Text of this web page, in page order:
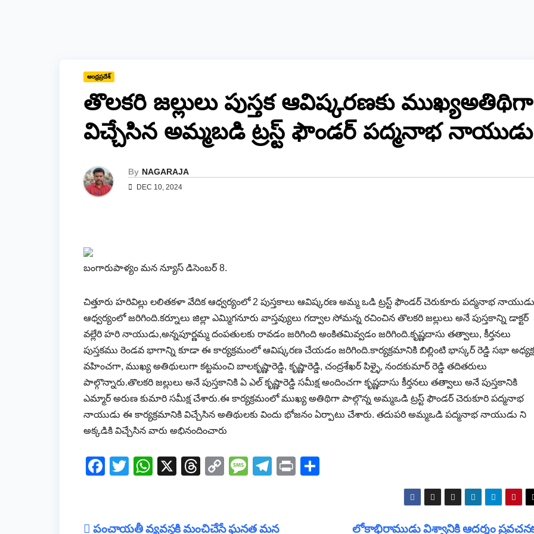
ఆంధ్రప్రదేశ్
తొలకరి జల్లులు పుస్తక ఆవిష్కరణకు ముఖ్యఅతిథిగా
విచ్చేసిన అమ్మబడి ట్రస్ట్ ఫౌండర్ పద్మనాభ
By NAGARAJA
DEC 10, 2024
బంగారుపాళ్యం మన న్యూస్ డిసెంబర్ 8.
చిత్తూరు హరివిల్లు లలితకళా వేదిక ఆధ్వర్యంలో 2 పుస్తకాలు ఆవిష్కరణ అమ్మ ఒడి ట్రస్ట్ ఫౌండర్ చెరుకూరు పద్మనాభ నాయుడు
ఆధ్వర్యంలో జరిగింది.కర్నూలు జిల్లా ఎమ్మిగనూరు వాస్తవ్యులు గద్వాల సోమన్న రచించిన తొలకరి జల్లులు అనే పుస్తకాన్ని డాక్టర్
వల్లేరి హరి నాయుడు,అన్నపూర్ణమ్మ దంపతులకు రావడం జరిగింది అంకితమివ్వడం జరిగింది.కృష్ణదాసు తత్వాలు, కీర్తనలు
పుస్తకము రెండవ భాగాన్ని కూడా ఈ కార్యక్రమంలో ఆవిష్కరణ చేయడం జరిగింది.కార్యక్రమానికి బిల్లింటి భాస్కర్ రెడ్డి సభా
వహించగా, ముఖ్య అతిథులుగా కట్టమంచి బాలకృష్ణారెడ్డి, కృష్ణారెడ్డి, చంద్రశేఖర్ పిళ్ళై, నందకుమార్ రెడ్డి తదితరులు
పాల్గొన్నారు.తొలకరి జల్లులు అనే పుస్తకానికి ఏ ఎల్ కృష్ణారెడ్డి సమీక్ష అందించగా కృష్ణదాసు కీర్తనలు తత్వాలు అనే పుస్తకానికి
ఎమ్మార్ అరుణ కుమారి సమీక్ష చేశారు.ఈ కార్యక్రమంలో ముఖ్య అతిథిగా పాల్గొన్న అమ్మఒడి ట్రస్ట్ ఫౌండర్ చెరుకూరి పద్మనాభ
నాయుడు ఈ కార్యక్రమానికి విచ్చేసిన అతిథులకు విందు భోజనం ఏర్పాటు చేశారు. తదుపరి అమ్మఒడి పద్మనాభ నాయుడు ని
అక్కడికి విచ్చేసిన వారు అభినందించారు
F
e
T
er
W
s
X
T
a
C
y
M
a
T
gr
Pr
లోకాభిరాముడు విశ్వానికి ఆదర్శం
పంచాయతీ వ్యవస్థకి మంచిచేసే ఘనత మన